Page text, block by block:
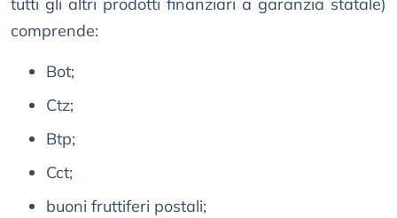
tutti gli altri prodotti finanziari a garanzia statale)
comprende:
Bot;
Ctz;
Btp;
Cct;
buoni fruttiferi postali;